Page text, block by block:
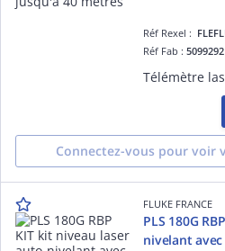
Réf Rexel :
Réf Fab :5099292
Connectez-vous pour voir
FLUKE FRANCE
PLS 180G
nivelant